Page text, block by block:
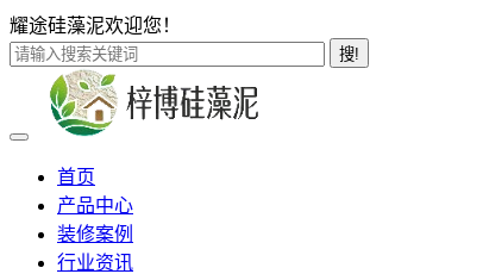
耀途硅藻泥欢迎您！
搜!
首页
产品中心
装修案例
行业资讯